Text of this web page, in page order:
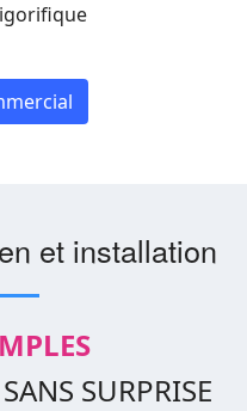
et installation
SURPRISE